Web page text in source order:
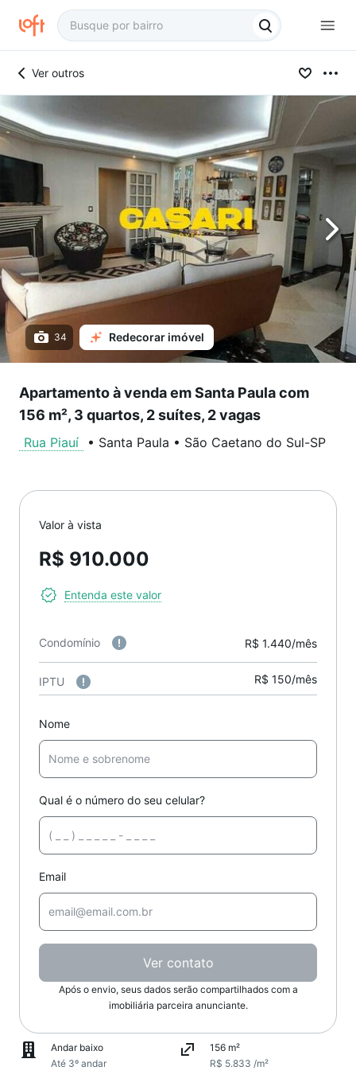
Ver outros
34 Redecorar imóvel
Apartamento à venda em Santa Paula com
156 m², 3 quartos, 2 suítes, 2 vagas
Rua Piauí • Santa Paula • São Caetano do Sul-SP
Valor à vista
R$ 910.000
Entenda este valor
Condomínio R$ 1.440/mês
IPTU R$ 150/mês
Nome
Qual é o número do seu celular?
Email
Ver contato
Após o envio, seus dados serão compartilhados com a
imobiliária parceira anunciante.
Andar baixo
Até 3º andar
156 m²
R$ 5.833 /m²